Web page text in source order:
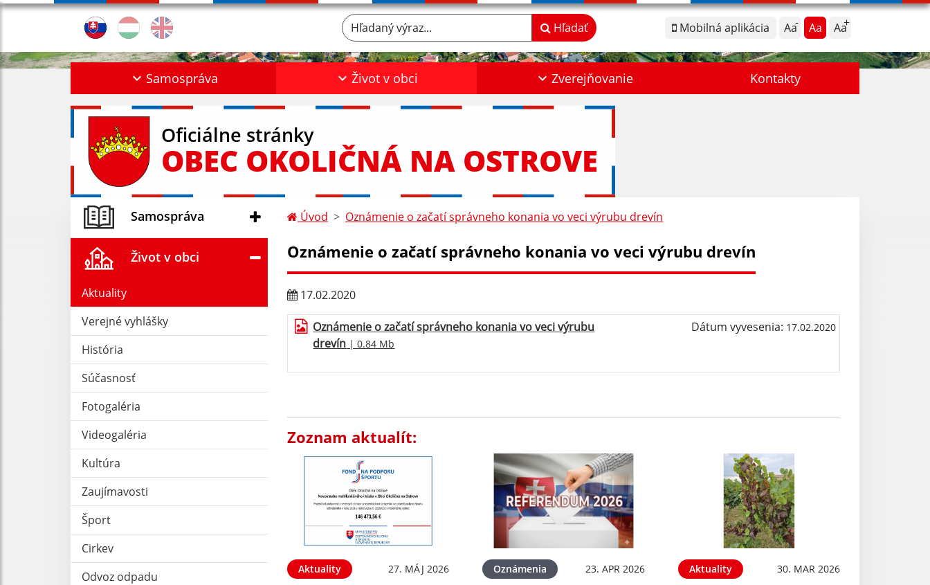
Mobilná aplikácia Aa Aa Aa
Hľadaný výraz... Hľadať
Samospráva Život v obci Zverejňovanie Kontakty
Oficiálne stránky
OBEC OKOLIČNÁ NA OSTROVE
Samospráva
Život v obci
Aktuality
Verejné vyhlášky
História
Súčasnosť
Fotogaléria
Videogaléria
Kultúra
Zaujímavosti
Šport
Cirkev
Odvoz odpadu
Úvod Oznámenie o začatí správneho konania vo veci výrubu drevín
Oznámenie o začatí správneho konania vo veci výrubu drevín
17.02.2020
Oznámenie o začatí správneho konania vo veci výrubu
drevín | 0.84 Mb
Dátum vyvesenia: 17.02.2020
Zoznam aktualít:
Aktuality 27. MÁJ 2026 Oznámenia 23. APR 2026 Aktuality 30. MAR 2026